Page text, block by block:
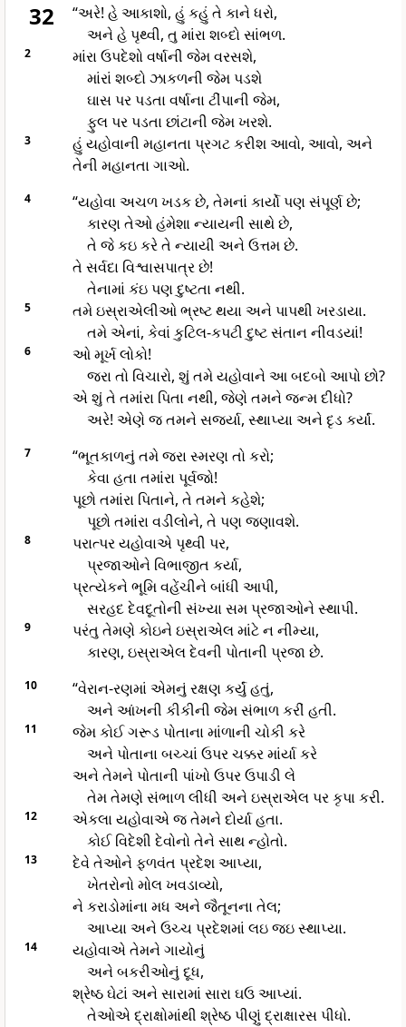
32
“અરે! હે આકાશો, હું કહું તે કાને ધરો,
અને હે પૃથ્વી, તુ માંરા શબ્દો સાંભળ.
2
માંરા ઉપદેશો વર્ષાની જેમ વરસશે,
માંરાં શબ્દો ઝાકળની જેમ પડશે
ઘાસ પર પડતા વર્ષાના ટીંપાની જેમ,
ફુલ પર પડતા છાંટાની જેમ ખરશે.
3
હું યહોવાની મહાનતા પ્રગટ કરીશ આવો, આવો, અને
તેની મહાનતા ગાઓ.
4
“યહોવા અચળ ખડક છે, તેમનાં કાર્યો પણ સંપૂર્ણ છે;
કારણ તેઓ હંમેશા ન્યાયની સાથે છે,
તે જે કઇ કરે તે ન્યાયી અને ઉત્તમ છે.
તે સર્વદા વિશ્વાસપાત્ર છે!
તેનામાં કંઇ પણ દુષ્ટતા નથી.
5
તમે ઇસ્રાએલીઓ ભ્રષ્ટ થયા અને પાપથી ખરડાયા.
તમે એનાં, કેવાં કુટિલ-કપટી દુષ્ટ સંતાન નીવડયાં!
6
ઓ મૂર્ખ લોકો!
જરા તો વિચારો, શું તમે યહોવાને આ બદબો આપો છો?
એ શું તે તમાંરા પિતા નથી, જેણે તમને જન્મ દીધો?
અરે! એણે જ તમને સજર્યા, સ્થાપ્યા અને દૃડ કર્યાં.
7
“ભૂતકાળનું તમે જરા સ્મરણ તો કરો;
કેવા હતા તમાંરા પૂર્વજો!
પૂછો તમાંરા પિતાને, તે તમને કહેશે;
પૂછો તમાંરા વડીલોને, તે પણ જણાવશે.
8
પરાત્પર યહોવાએ પૃથ્વી પર,
પ્રજાઓને વિભાજીત કર્યા,
પ્રત્યેકને ભૂમિ વહેંચીને બાંધી આપી,
સરહદ દેવદૂતોની સંખ્યા સમ પ્રજાઓને સ્થાપી.
9
પરંતુ તેમણે કોઇને ઇસ્રાએલ માંટે ન નીમ્યા,
કારણ, ઇસ્રાએલ દેવની પોતાની પ્રજા છે.
10
“વેરાન-રણમાં એમનું રક્ષણ કર્યું હતું,
અને આંખની કીકીની જેમ સંભાળ કરીં હતી.
11
જેમ કોઈ ગરૂડ પોતાના માંળાની ચોકી કરે
અને પોતાના બચ્ચાં ઉપર ચક્કર માંર્યા કરે
અને તેમને પોતાની પાંખો ઉપર ઉપાડી લે
તેમ તેમણે સંભાળ લીધી અને ઇસ્રાએલ પર કૃપા કરી.
12
એકલા યહોવાએ જ તેમને દોર્યા હતા.
કોઈ વિદેશી દેવોનો તેને સાથ ન્હોતો.
13
દેવે તેઓને ફળવંત પ્રદેશ આપ્યા,
ખેતરોનો મોલ ખવડાવ્યો,
ને કરાડોમાંના મધ અને જૈતૂનના તેલ;
આપ્યા અને ઉચ્ચ પ્રદેશમાં લઇ જઇ સ્થાપ્યા.
14
યહોવાએ તેમને ગાયોનું
અને બકરીઓનું દૂધ,
શ્રેષ્ઠ ઘેટાં અને સારામાં સારા ઘઉ આપ્યાં.
તેઓએ દ્રાક્ષોમાંથી શ્રેષ્ઠ પીણું દ્રાક્ષારસ પીધો.